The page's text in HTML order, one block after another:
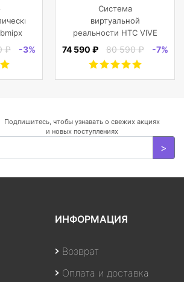
27”
IPS
Tilt,
₽ -3%
Cosmos
Система
виртуальной
реальности HTC VIVE
Cosmos
74 590 ₽ 80 590 ₽ -7%
Подпишитесь, чтобы узнавать о свежих акциях
и новых поступлениях
>
ИНФОРМАЦИЯ
Возврат
Оплата и доставка